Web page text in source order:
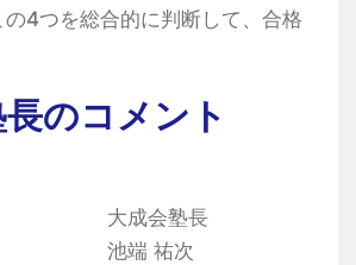
の4つを総合的に判断して、合格
のコメント
大成会塾長
池端 祐次